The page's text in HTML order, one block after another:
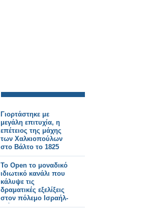
Γιορτάστηκε με
μεγάλη επιτυχία, η
επέτειος της μάχης
των Χαλκιοπούλων
στο Βάλτο το 1825
Το Open το μοναδικό
ιδιωτικό κανάλι που
κάλυψε τις
δραματικές εξελίξεις
στον πόλεμο Ισραήλ-
Ιράν